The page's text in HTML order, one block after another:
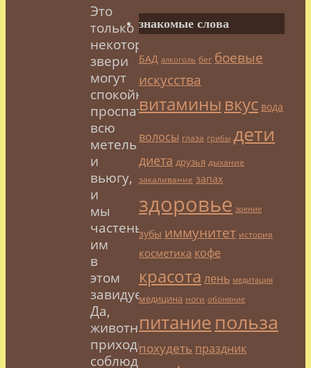
Это
только
некоторые
звери
могут
спокойно
проспать
всю
метель
и
вьюгу,
и
мы
частенько
им
в
этом
завидуем.
Да,
животным
приходится
соблюдать
знакомые слова
БАД алкоголь бег боевые
искусства
витамины вкус вода
волосы глаза грибы дети
диета друзья дыхание
закаливание запах
здоровье зрение
зубы иммунитет история
косметика кофе
красота лень медитация
медицина ноги обоняние
питание польза
похудеть праздник